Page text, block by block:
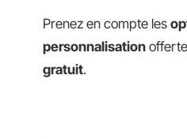
Prenez en compte les
personnalisation
gratuit.